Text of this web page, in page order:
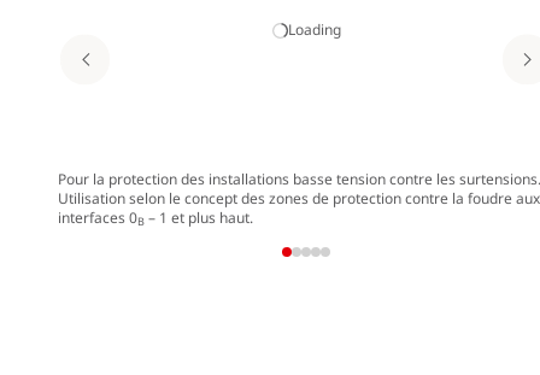
Loading
Pour la protection des installations basse tension contre les surtensions.
Utilisation selon le concept des zones de protection contre la foudre aux
interfaces 0B – 1 et plus haut.